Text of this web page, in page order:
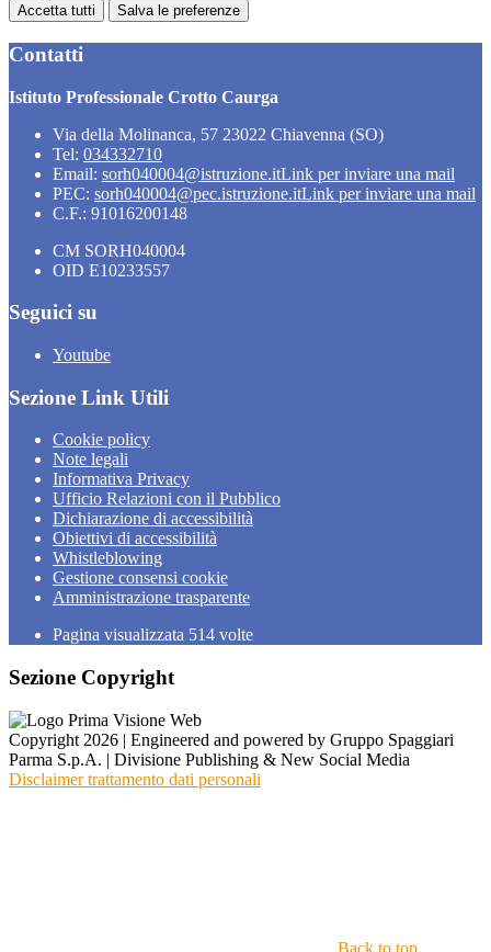
Accetta tutti Salva le preferenze
Contatti
Istituto Professionale Crotto Caurga
Via della Molinanca, 57 23022 Chiavenna (SO)
Tel: 034332710
Email: sorh040004@istruzione.itLink per inviare una mail
PEC: sorh040004@pec.istruzione.itLink per inviare una mail
C.F.: 91016200148
CM SORH040004
OID E10233557
Seguici su
Youtube
Sezione Link Utili
Cookie policy
Note legali
Informativa Privacy
Ufficio Relazioni con il Pubblico
Dichiarazione di accessibilità
Obiettivi di accessibilità
Whistleblowing
Gestione consensi cookie
Amministrazione trasparente
Pagina visualizzata 514 volte
Sezione Copyright
Copyright 2026 | Engineered and powered by Gruppo Spaggiari
Parma S.p.A. | Divisione Publishing & New Social Media
Disclaimer trattamento dati personali
Back to top